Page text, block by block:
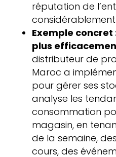
réputation de
considérablement.
Exemple concret
plus
distributeur de
Maroc a
pour gérer ses
analyse les
consommation
magasin, en
de la semaine,
cours, des